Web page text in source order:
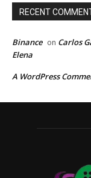
RECENT
Binance on Carlos
Elena
A WordPress